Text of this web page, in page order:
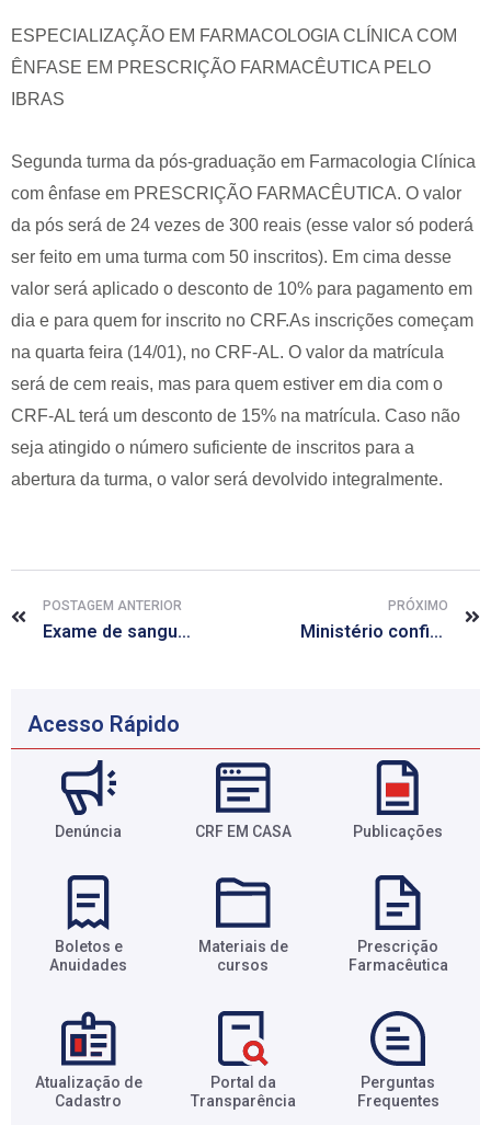
ESPECIALIZAÇÃO EM FARMACOLOGIA CLÍNICA COM
ÊNFASE EM PRESCRIÇÃO FARMACÊUTICA PELO
IBRAS
Segunda turma da pós-graduação em Farmacologia Clínica
com ênfase em PRESCRIÇÃO FARMACÊUTICA. O valor
da pós será de 24 vezes de 300 reais (esse valor só poderá
ser feito em uma turma com 50 inscritos). Em cima desse
valor será aplicado o desconto de 10% para pagamento em
dia e para quem for inscrito no CRF.As inscrições começam
na quarta feira (14/01), no CRF-AL. O valor da matrícula
será de cem reais, mas para quem estiver em dia com o
CRF-AL terá um desconto de 15% na matrícula. Caso não
seja atingido o número suficiente de inscritos para a
abertura da turma, o valor será devolvido integralmente.
POSTAGEM ANTERIOR
Exame de sangue detecta até 86% de casos de câncer de ovário precocemente
PRÓXIMO
Ministério confirma 16 casos de zika vírus, febre ‘prima’ da dengue
Acesso Rápido
Denúncia CRF EM CASA Publicações
Boletos e
Anuidades​
Materiais de
cursos​
Prescrição
Farmacêutica​
Atualização de
Cadastro​
Portal da
Transparência​
Perguntas
Frequentes​